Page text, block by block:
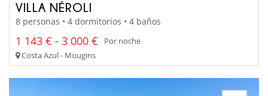
VILLA NÉROLI
8 personas • 4 dormitorios • 4 baños
1 143 € - 3 000 €
Por noche
Costa Azul - Mougins